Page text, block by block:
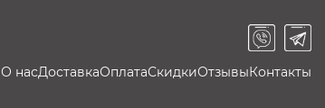
О насДоставкаОплатаСкидкиОтзывыКонтакты